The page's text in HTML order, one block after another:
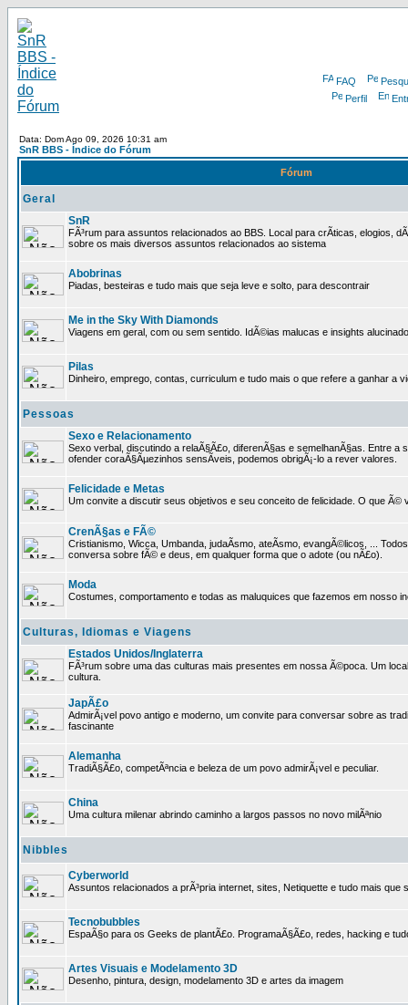
FAQ
Perfil
Data: Dom Ago 09, 2026 10:31 am
SnR BBS - Índice do Fórum
Fórum
Geral
SnR
FÃ³rum para assuntos relacionados ao BBS. Local para crÃ­ticas, elogios,
sobre os mais diversos assuntos relacionados ao sistema
Abobrinas
Piadas, besteiras e tudo mais que seja leve e solto, para descontrair
Me in the Sky With Diamonds
Viagens em geral, com ou sem sentido. IdÃ©ias malucas e insights
Pilas
Dinheiro, emprego, contas, curriculum e tudo mais o que refere a ganhar a
Pessoas
Sexo e Relacionamento
Sexo verbal, discutindo a relaÃ§Ã£o, diferenÃ§as e semelhanÃ§as. Entre a
ofender coraÃ§Ãµezinhos sensÃ­veis, podemos obrigÃ¡-lo a rever valores.
Felicidade e Metas
Um convite a discutir seus objetivos e seu conceito de felicidade. O que Ã©
CrenÃ§as e FÃ©
Cristianismo, Wicca, Umbanda, judaÃ­smo, ateÃ­smo, evangÃ©licos, ...
conversa sobre fÃ© e deus, em qualquer forma que o adote (ou nÃ£o).
Moda
Costumes, comportamento e todas as maluquices que fazemos em nosso
Culturas, Idiomas e Viagens
Estados Unidos/Inglaterra
FÃ³rum sobre uma das culturas mais presentes em nossa Ã©poca. Um
cultura.
JapÃ£o
AdmirÃ¡vel povo antigo e moderno, um convite para conversar sobre as
fascinante
Alemanha
TradiÃ§Ã£o, competÃªncia e beleza de um povo admirÃ¡vel e peculiar.
China
Uma cultura milenar abrindo caminho a largos passos no novo milÃªnio
Nibbles
Cyberworld
Assuntos relacionados a prÃ³pria internet, sites, Netiquette e tudo mais que
Tecnobubbles
EspaÃ§o para os Geeks de plantÃ£o. ProgramaÃ§Ã£o, redes, hacking e
Artes Visuais e Modelamento 3D
Desenho, pintura, design, modelamento 3D e artes da imagem